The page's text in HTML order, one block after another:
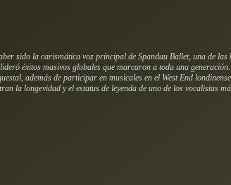
sido la carismática voz principal de Spandau Ballet, una de
éxitos masivos globales que marcaron a toda una
además de participar en musicales en el West End
la longevidad y el estatus de leyenda de uno de los vocalistas